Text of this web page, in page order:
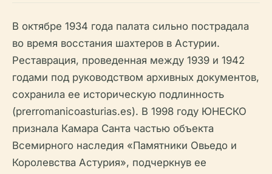
В октябре 1934 года палата сильно пострадала
во время восстания шахтеров в Астурии.
Реставрация, проведенная между 1939 и 1942
годами под руководством архивных документов,
сохранила ее историческую подлинность
(prerromanicoasturias.es). В 1998 году ЮНЕСКО
признала Камара Санта частью объекта
Всемирного наследия «Памятники Овьедо и
Королевства Астурия», подчеркнув ее